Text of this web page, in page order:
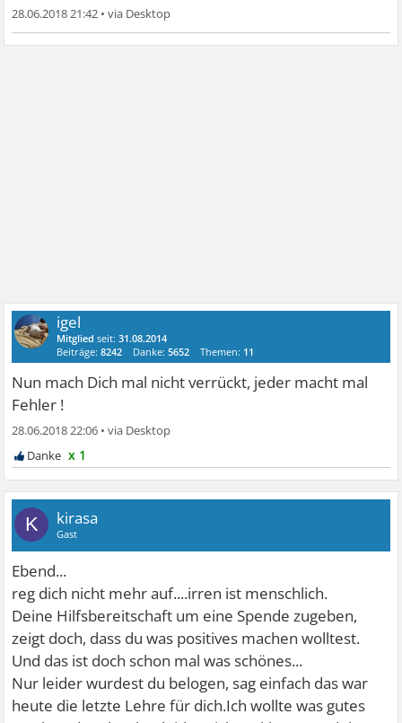
28.06.2018 21:42 •
igel
Mitglied seit:31.08.2014
Beiträge:8242 Danke:5652 Themen: 11
Nun mach Dich mal nicht verrückt, jeder macht mal
Fehler !
28.06.2018 22:06 •
x 1
K kirasa
Gast
Ebend...
reg dich nicht mehr auf....irren ist menschlich.
Deine Hilfsbereitschaft um eine Spende zugeben,
zeigt doch, dass du was positives machen wolltest.
Und das ist doch schon mal was schönes...
Nur leider wurdest du belogen, sag einfach das war
heute die letzte Lehre für dich.Ich wollte was gutes